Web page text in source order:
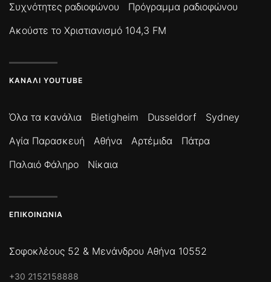
Συχνότητες ραδιοφώνου
Πρόγραμμα ραδιοφώνου
Ακούστε το Χριστιανισμό 104,3 FM
ΚΑΝΆΛΙ YOUTUBE
Όλα τα κανάλια Bietigheim Dusseldorf
Sydney
Αγία Παρασκευή
Αθήνα Αρτέμιδα
Πάτρα
Παλαιό Φάληρο
Νίκαια
ΕΠΙΚΟΙΝΩΝΊΑ
Σοφοκλέους 52 & Μενάνδρου Αθήνα 10552
+30 2152158888